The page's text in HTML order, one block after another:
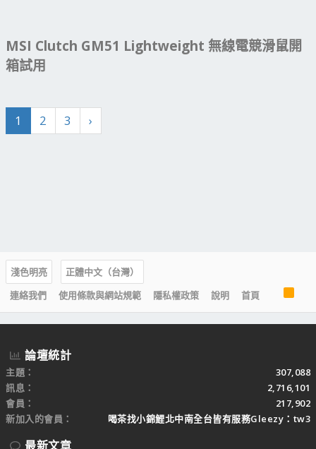
MSI Clutch GM51 Lightweight 無線電競滑鼠開
箱試用
1 2 3 ›
淺色明亮
正體中文（台灣）
連絡我們
使用條款與網站規範 隱私權政策 說明 首頁
R
S
S
論壇統計
主題
307,088
訊息
2,716,101
會員
217,902
新加入的會員
喝茶找小錦鯉北中南全台皆有服務Gleezy：tw3
最新文章